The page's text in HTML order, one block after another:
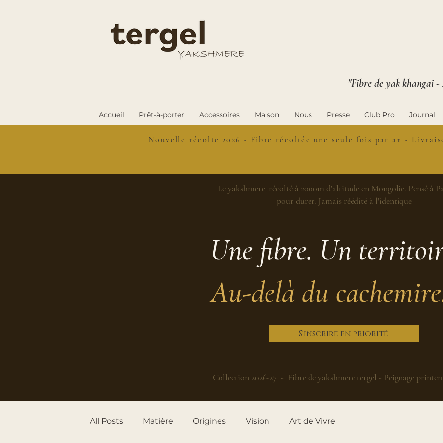
"Fibre de yak khangai
Accueil Prêt-à-porter Accessoires Maison Nous Presse Club Pro Journal
Nouvelle récolte 2026 - Fibre récoltée une seule fois par an -
Le yakshmere, récolté à 2000m d'altitude en Mongolie. Pensé à
pour durer. Jamais réédité à l'identique
Une fibre. Un
Au-delà du
S'inscrire en priorité
Collection 2026-27 - Fibre de yakshmere tergel - Peignage
All Posts Matière Origines Vision Art de Vivre